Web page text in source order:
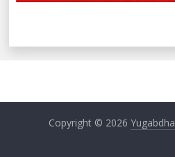
Copyright © 2026Yugabdha